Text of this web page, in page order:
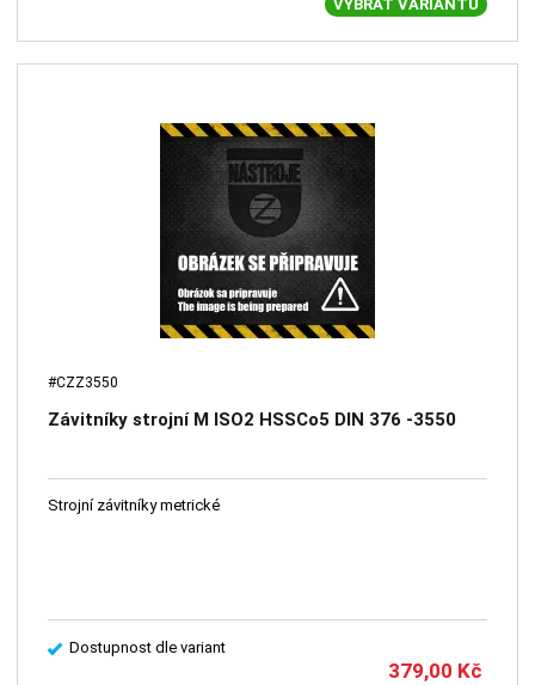
VYBRAT VARIANTU
#CZZ3550
Závitníky strojní M ISO2 HSSCo5 DIN 376 -3550
Strojní závitníky metrické
Dostupnost dle variant
379,00 Kč